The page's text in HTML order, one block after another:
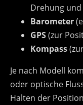
Drehung und
Barometer
GPS(zur
Kompass
Je nach Modell
oder optische
Halten der